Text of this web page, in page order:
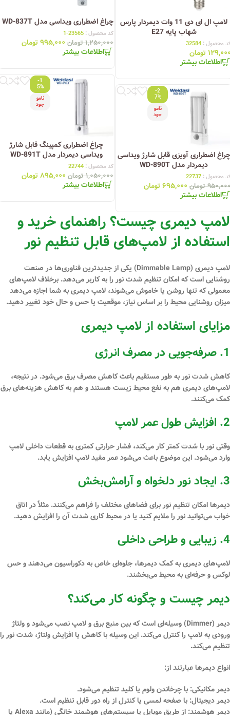
چراغ اضطراری ویداسی مدل WD-837T
کد محصول : 23565-1
۱,۲۵۰,۰۰۰ تومان ۹۹۵,۰۰۰تومان
اطلاعات بیشتر
لامپ ال ای دی 11 وات دیمردار پارس
شهاب پایه E27
محصول : 32584
تومان
اطلاعات بیشتر
-1
5%
نامو
جود
چراغ اضطراری کمپینگ قابل شارژ
ویداسی دیمردار مدل WD-891T
کد محصول : 22744
۱,۰۵۰,۰۰۰ تومان ۸۹۵,۰۰۰تومان
اطلاعات بیشتر
-2
7%
نامو
جود
چراغ اضطراری آویزی قابل شارژ ویداسی
دیمردار مدل WD-890T
محصول : 22737
تومان ۶۹۵,۰۰۰تومان
اطلاعات بیشتر
لامپ دیمری چیست؟ راهنمای خرید و
استفاده از لامپ‌های قابل تنظیم نور
لامپ دیمری (Dimmable Lamp) یکی از جدیدترین فناوری‌ها در صنعت
روشنایی است که امکان تنظیم شدت نوررا به کاربر می‌دهد. برخلاف لامپ‌های
معمولی که تنها روشن یا خاموش می‌شوند، لامپ دیمری به شما اجازه می‌دهد
میزان روشنایی محیط را بر اساس نیاز، موقعیت یا حس و حال خود تغییر دهید.
مزایای استفاده از لامپ دیمری
1. صرفه‌جویی در مصرف انرژی
کاهش شدت نور به طور مستقیم باعث کاهش مصرف برق می‌شود. در نتیجه،
لامپ‌های دیمری هم به نفع محیط زیست هستند و هم به کاهش هزینه‌های برق
کمک می‌کنند.
2. افزایش طول عمر لامپ
وقتی نور با شدت کمتر کار می‌کند، فشار حرارتی کمتری به قطعات داخلی لامپ
وارد می‌شود. این موضوع باعث می‌شود عمر مفید لامپ افزایش یابد.
3. ایجاد نور دلخواه و آرامش‌بخش
دیمرها امکان تنظیم نور برای فضاهای مختلف را فراهم می‌کنند. مثلاً در اتاق
خواب می‌توانید نور را ملایم کنید یا در محیط کاری شدت آن را افزایش دهید.
4. زیبایی و طراحی داخلی
لامپ‌های دیمری به کمک دیمرها، جلوه‌ای خاص به دکوراسیون می‌دهند و حس
لوکس و حرفه‌ای به محیط می‌بخشند.
دیمر چیست و چگونه کار می‌کند؟
دیمر (Dimmer)
وسیله‌ای است که بین منبع برق و لامپ نصب می‌شود و ولتاژ
ورودی به لامپ را کنترل می‌کند. این وسیله با کاهش یا افزایش ولتاژ، شدت نور را
تنظیم می‌کند.
انواع دیمرها عبارتند از:
دیمر مکانیکی: با چرخاندن ولوم یا کلید تنظیم می‌شود.
دیمردیجیتال: با صفحه لمسی یا کنترل از راه دور قابل تنظیم است.
دیمر هوشمند:
از طریق موبایل یا سیستم‌های هوشمند خانگی (مانند Alexa یا